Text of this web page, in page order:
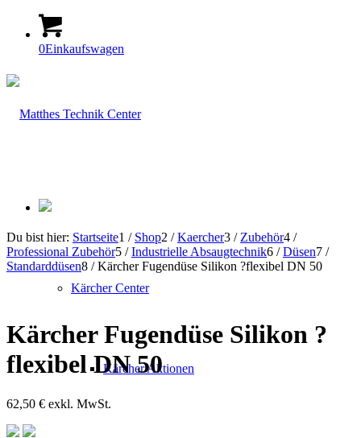
0Einkaufswagen
Kärcher Center
Kärcher Aktionen
Du bist hier: Startseite1 / Shop2 / Kaercher3 / Zubehör4 /
Professional Zubehör5 / Industrielle Absaugtechnik6 / Düsen7 /
Standarddüsen8 / Kärcher Fugendüse Silikon ?flexibel DN 50
Kärcher Fugendüse Silikon ?
flexibel DN 50
62,50 € exkl. MwSt.